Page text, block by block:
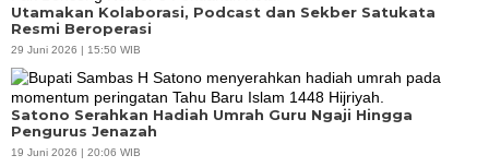
Utamakan Kolaborasi, Podcast dan Sekber Satukata
Resmi Beroperasi
29 Juni 2026 | 15:50 WIB
Satono Serahkan Hadiah Umrah Guru Ngaji Hingga
Pengurus Jenazah
19 Juni 2026 | 20:06 WIB